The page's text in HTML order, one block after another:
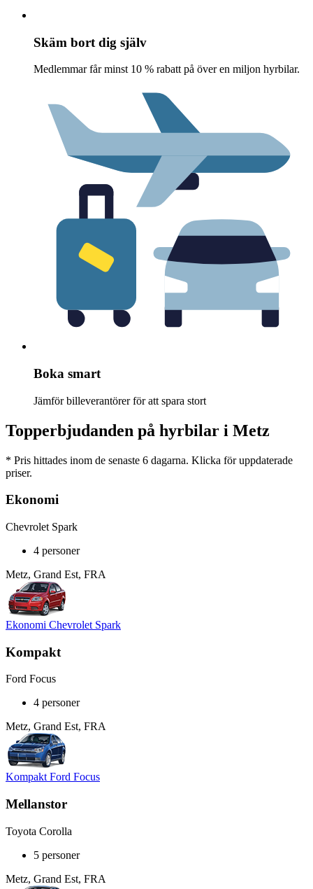
Skäm bort dig själv
Medlemmar får minst 10 % rabatt på över en miljon hyrbilar.
Boka smart
Jämför billeverantörer för att spara stort
Topperbjudanden på hyrbilar i Metz
* Pris hittades inom de senaste 6 dagarna. Klicka för uppdaterade
priser.
Ekonomi
Chevrolet Spark
4 personer
Metz, Grand Est, FRA
Ekonomi Chevrolet Spark
Kompakt
Ford Focus
4 personer
Metz, Grand Est, FRA
Kompakt Ford Focus
Mellanstor
Toyota Corolla
5 personer
Metz, Grand Est, FRA